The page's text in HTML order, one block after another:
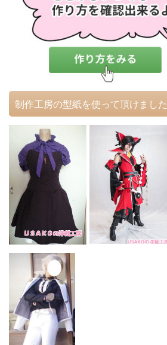
制作工房の型紙を使って頂けました